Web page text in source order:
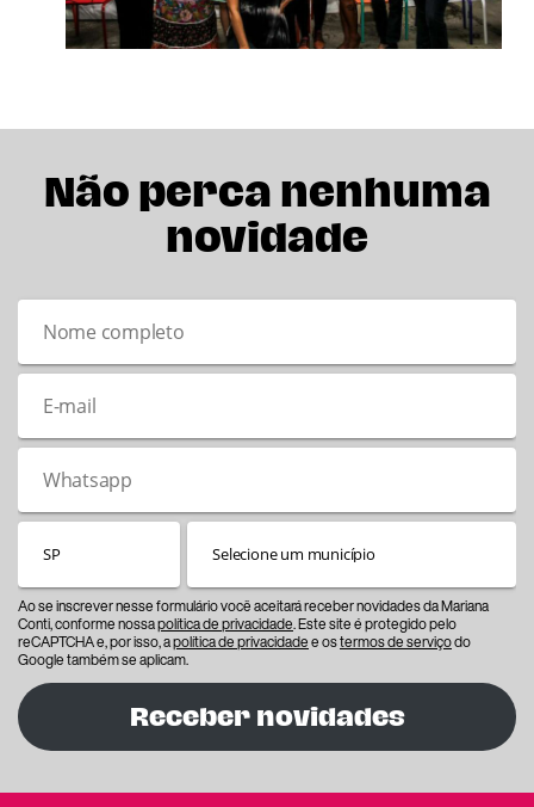
Não perca nenhuma
novidade
Ao se inscrever nesse formulário você aceitará receber novidades da Mariana
Conti, conforme nossapolítica de privacidade. Este site é protegido pelo
reCAPTCHA e, por isso, apolítica de privacidadee ostermos de serviçodo
Google também se aplicam.
Receber novidades